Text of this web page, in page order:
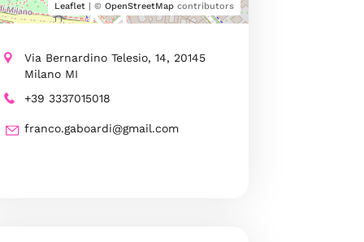
Leaflet| © OpenStreetMapcontributors
Via Bernardino Telesio, 14, 20145
Milano MI
+39 3337015018
franco.gaboardi@gmail.com